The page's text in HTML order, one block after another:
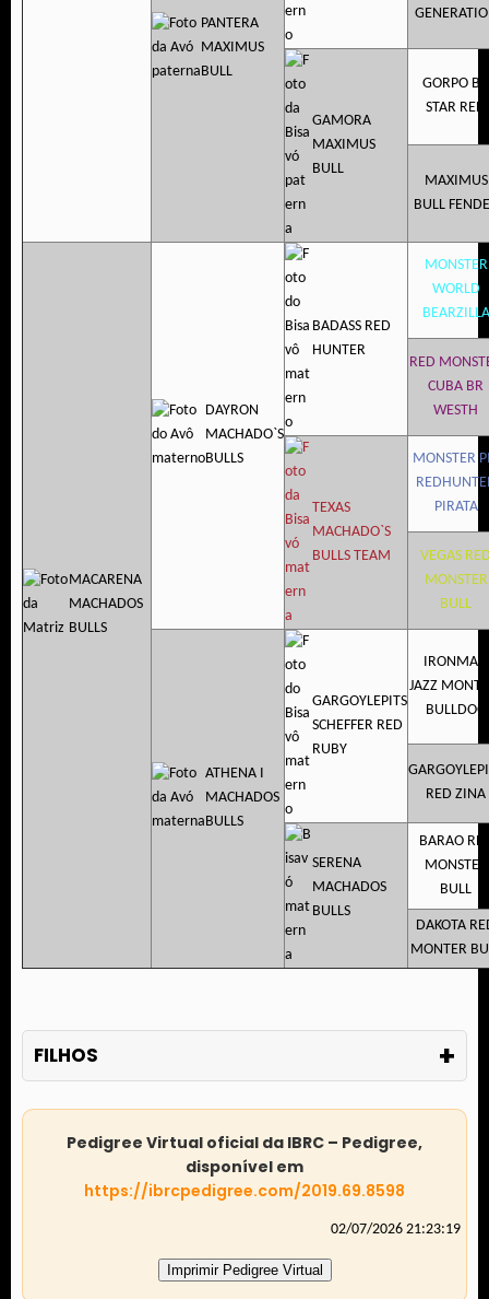
PANTERA
MAXIMUS
BULL
GAMORA
MAXIMUS
BULL
GORPO BR
STAR RED
MAXIMUS
BULL
MACARENA
MACHADOS
BULLS
DAYRON
MACHADO`S
BULLS
BADASS RED
HUNTER
MONSTER
WORLD
BEARZILLA
RED
CUBA BR
WESTH
TEXAS
MACHADO`S
BULLS TEAM
MONSTER
PIRATA
VEGAS
MONSTER
BULL
ATHENA I
MACHADOS
BULLS
GARGOYLEPITS
SCHEFFER RED
RUBY
IRONMAN
JAZZ
BULLDOG
RED ZINA
SERENA
MACHADOS
BULLS
BARAO
MONSTER
BULL
DAKOTA
MONTER
FILHOS +
Pedigree Virtual oficial da IBRC – Pedigree,
disponível em
https://ibrcpedigree.com/2019.69.8598
02/07/2026 21:23:19
Imprimir Pedigree Virtual